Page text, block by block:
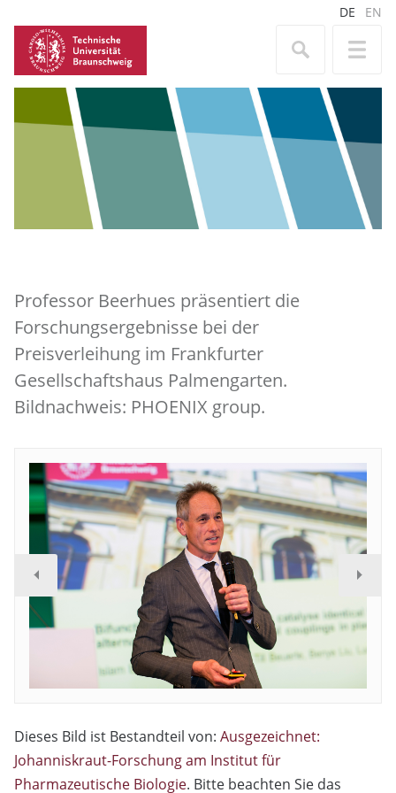
DE EN
Professor Beerhues präsentiert die
Forschungsergebnisse bei der
Preisverleihung im Frankfurter
Gesellschaftshaus Palmengarten.
Bildnachweis: PHOENIX group.
Dieses Bild ist Bestandteil von: Ausgezeichnet:
Johanniskraut-Forschung am Institut für
Pharmazeutische Biologie. Bitte beachten Sie das